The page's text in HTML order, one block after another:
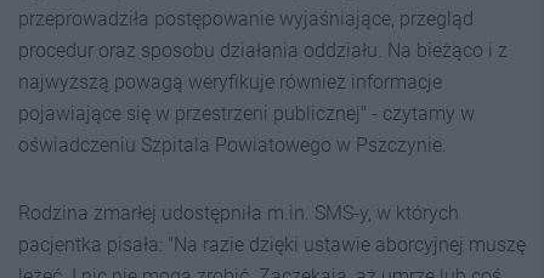
przeprowadziła postępowanie wyjaśniające, przegląd
procedur oraz sposobu działania oddziału. Na bieżąco i z
najwyższą powagą weryfikuje również informacje
pojawiające się w przestrzeni publicznej" - czytamy w
oświadczeniu Szpitala Powiatowego w Pszczynie.
Rodzina zmarłej udostępniła m.in. SMS-y, w których
pacjentka pisała: "Na razie dzięki ustawie aborcyjnej muszę